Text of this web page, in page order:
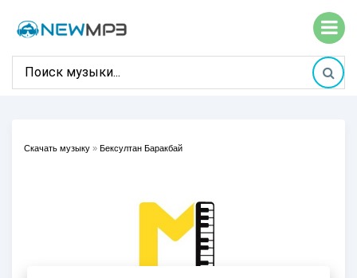
Скачать музыку » Бексултан Баракбай